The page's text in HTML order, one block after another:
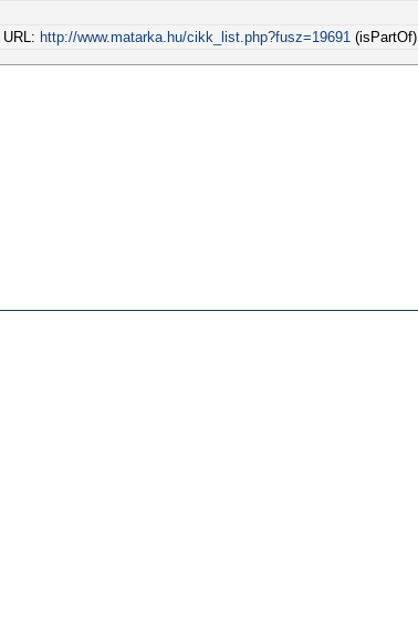
http://www.matarka.hu/cikk_list.php?fusz=19691 (isPartOf)